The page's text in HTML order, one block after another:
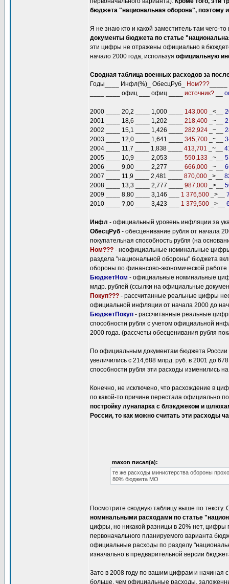
бюджета "национальная оборона",
Я не знаю кто и какой заместитель там чего-
документы бюджета по статье
эти цифры не отражены официально в
начало 2000 года, используя официальную
Сводная таблица военных расходов за
Годы____ Инфл(%)_ ОбесцРуб_
Ном???
____ ____ офиц ___ офиц ____ источник?
2000 ____ 20,2 ____ 1,000 ____ 143,000 _<__
2001 ____ 18,6 ____ 1,202 ____ 218,400 _~__
2002 ____ 15,1 ____ 1,426 ____ 282,924 _~__
2003 ____ 12,0 ____ 1,641 ____ 345,700 _~__
2004 ____ 11,7 ____ 1,838 ____ 413,701 _~__
2005 ____ 10,9 ____ 2,053 ____ 550,133 _~__
2006 ____ 9,00 ____ 2,277 ____ 666,000 _~__
2007 ____ 11,9 ____ 2,481 ____ 870,000 _>__
2008 ____ 13,3 ____ 2,777 ____ 987,000 _>__
2009 ____ 8,80 ____ 3,146 ___ 1 376,500 _>__
2010 ____ ?,00 ____ 3,423 ___ 1 379,500 _>__
Инфл - официальный уровень инфляции за
ОбесцРуб - обесценивание рубля от начала
покупательная способность рубля (на
Ном??? - неофициальные номинальные цифры
раздела "национальной обороны" бюджета
обороны по финансово-экономической работе
БюджетНом - официальные номинальные
млдр. рублей (ссылки на официальные
Покуп??? - рассчитанные реальные цифры
официальной инфляции от начала 2000 до
БюджетПокуп - рассчитанные реальные
способности рубля с учетом официальной
2000 года. (рассчеты обесценивания рубля
По официальным документам бюджета
увеличились с 214,688 млрд. руб. в 2001 до
способности рубля эти расходы изменились
Конечно, не исключено, что расхождение в
по какой-то причине перестала официально
постройку лунапарка с блэкджеком и
России, то как можно считать эти расходы
maxon писал(а):
те же расходы министерства обороны
80% бюджета МО
Посмотрите сводную таблицу выше по тексту.
номинальными расходами по статье
цифры, но никакой разницы в 20% нет, цифры
первоначального планируемого варианта
официальные расходы по разделу
изначально в предварительной версии
Зато в 2008 году по вашим цифрам и начиная
больше, чем официальные расходы,